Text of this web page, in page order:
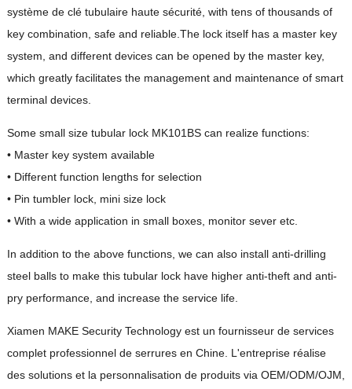
système de clé tubulaire haute sécurité, with tens of thousands of
key combination safe and reliable.The lock itself has a master key
system and different devices can be opened by the master key,
which greatly facilitates the management and maintenance of smart
terminal devices.
Some small size tubular lock MK101BS can realize functions:
• Master key system available
• Different function lengths for selection
• Pin tumbler lock, mini size lock
• With a wide application in small boxes, monitor sever etc.
In addition to the above functions, we can also install anti-drilling
steel balls to make this tubular lock have higher anti-theft and anti-
pry performance, and increase the service life.
Xiamen MAKE Security Technology est un fournisseur de services
complet professionnel de serrures en Chine. L'entreprise réalise
des solutions et la personnalisation de produits via OEM/ODM/OJM,